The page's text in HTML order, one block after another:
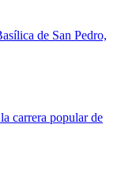
de San Pedro,
carrera popular de